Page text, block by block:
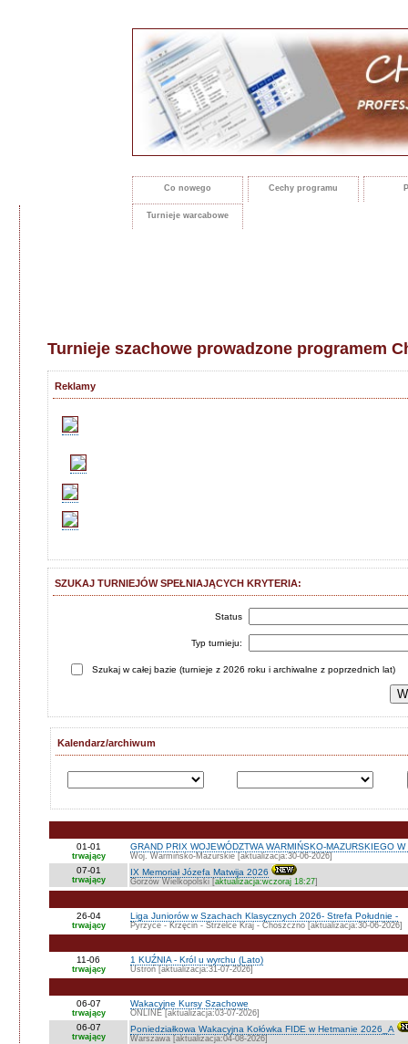
Co nowego Cechy programu
Turnieje warcabowe
Turnieje szachowe prowadzone programem
Reklamy
SZUKAJ TURNIEJÓW SPEŁNIAJĄCYCH KRYTERIA:
Status
Typ turnieju:
Szukaj w całej bazie (turnieje z 2026 roku i archiwalne z poprzednich lat)
Kalendarz/archiwum
01-01
trwający
GRAND PRIX WOJEWÓDZTWA WARMIŃSKO-MAZURSKIEGO
Woj. Warmińsko-Mazurskie [aktualizacja:30-06-2026]
07-01
trwający
IX Memoriał Józefa Matwija 2026
Gorzów Wielkopolski [aktualizacja:wczoraj 18:27]
26-04
trwający
Liga Juniorów w Szachach Klasycznych 2026- Strefa Południe -
Pyrzyce - Krzęcin - Strzelce Kraj - Choszczno [aktualizacja:30-06-2026]
11-06
trwający
1 KUŹNIA - Król u wyrchu (Lato)
Ustroń [aktualizacja:31-07-2026]
06-07
trwający
Wakacyjne Kursy Szachowe
ONLINE [aktualizacja:03-07-2026]
06-07
trwający
Poniedziałkowa Wakacyjna Kołówka FIDE w Hetmanie 2026_A
Warszawa [aktualizacja:04-08-2026]